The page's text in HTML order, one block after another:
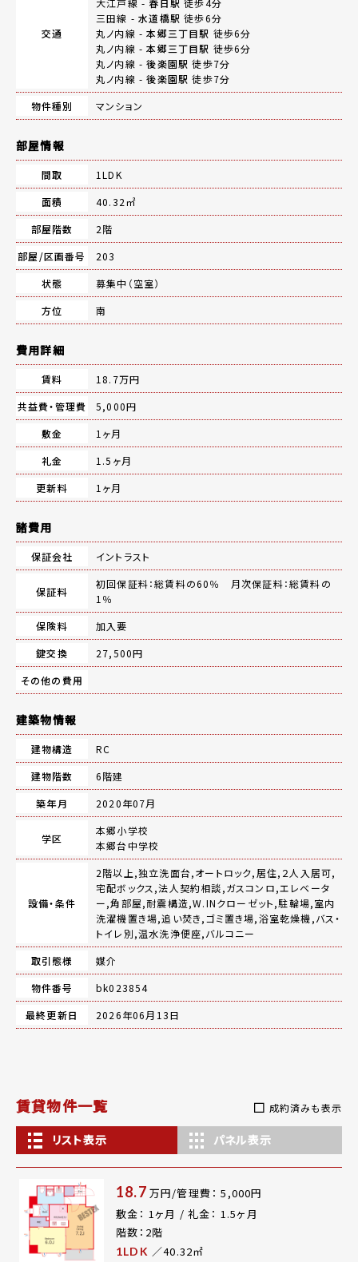
交通
大江戸線 - 春日駅 徒歩4分
三田線 -水道橋駅 徒歩6分
丸ノ内線 -本郷三丁目駅 徒歩6分
丸ノ内線 -本郷三丁目駅 徒歩6分
丸ノ内線 -後楽園駅 徒歩7分
丸ノ内線 -後楽園駅 徒歩7分
物件種別
マンション
部屋情報
間取
1LDK
面積
40.32㎡
部屋階数
2階
部屋/区画番号
203
状態
募集中（空室）
方位
南
費用詳細
賃料
18.7万円
共益費・管理費
5,000円
敷金
1ヶ月
礼金
1.5ヶ月
更新料
1ヶ月
諸費用
保証会社 イントラスト
保証料
初回保証料：総賃料の60％ 月次保証料：総賃料の
1％
保険料
加入要
鍵交換
27,500円
その他の費用
建築物情報
建物構造
RC
建物階数
6階建
築年月
2020年07月
学区
本郷小学校
本郷台中学校
設備・条件
2階以上,独立洗面台,オートロック,居住,２人入居可,
宅配ボックス,法人契約相談,ガスコンロ,エレベータ
ー,角部屋,耐震構造,W.INクローゼット,駐輪場,室内
洗濯機置き場,追い焚き,ゴミ置き場,浴室乾燥機,バス・
トイレ別,温水洗浄便座,バルコニー
取引態様
媒介
物件番号
bk023854
最終更新日
2026年06月13日
賃貸物件一覧 成約済みも表示
リスト表示 パネル表示
18.7 万円/管理費： 5,000円
敷金： 1ヶ月 / 礼金： 1.5ヶ月
階数：2階
1LDK ／40.32㎡